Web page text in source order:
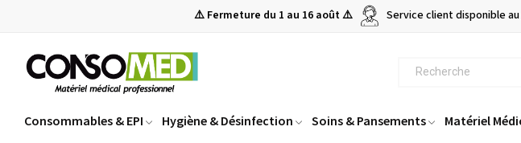
⚠️ Fermeture du 1 au 16 août ⚠️ Service client disponible au
Consommables & EPI Hygiène & Désinfection Soins & Pansements Matériel